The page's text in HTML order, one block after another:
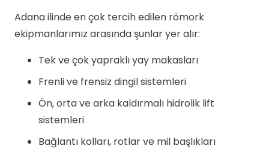
Adana ilinde en çok tercih edilen römork
ekipmanlarımız arasında şunlar yer alır:
Tek ve çok yapraklı yay makasları
Frenli ve frensiz dingil sistemleri
Ön, orta ve arka kaldırmalı hidrolik lift
sistemleri
Bağlantı kolları, rotlar ve mil başlıkları